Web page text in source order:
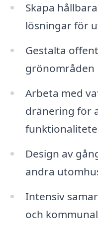
Skapa
lösningar för
Gestalta
grönområden
Arbeta med
dränering för
Design av
andra
Intensiv
och